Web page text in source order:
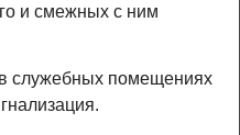
и смежных с ним
служебных помещениях